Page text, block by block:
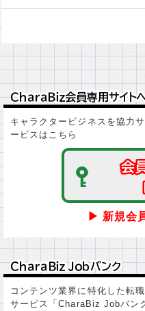
ＣｈａｒａＢｉｚ会員専用サイト
ＣｈａｒａＢｉｚ会員専用サイト
キャラクタービジネスを協力
ービスはこちら
会
会
▶ 新規会
ＣｈａｒａＢｉｚ Ｊｏｂバンク
ＣｈａｒａＢｉｚ Ｊｏｂバンク
コンテンツ業界に特化した転
サービス「CharaBiz Jobバン